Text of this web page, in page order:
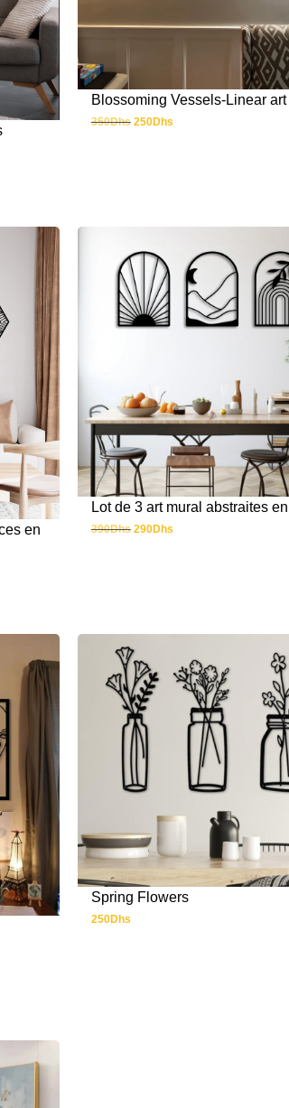
Blossoming Vessels-Linear art
350Dhs 250Dhs
en
Lot de 3 art mural abstraites
390Dhs 290Dhs
Spring Flowers
250Dhs